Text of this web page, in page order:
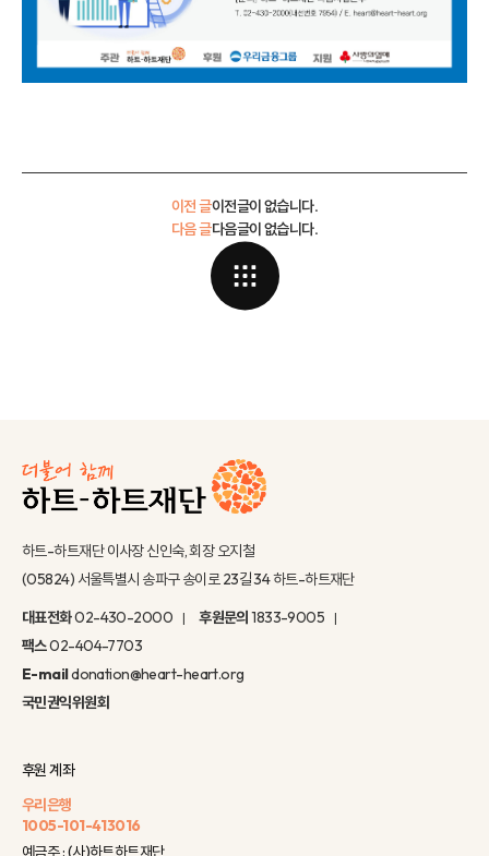
이전 글이전글이 없습니다.
다음글이 없습니다.
다음 글
하트-하트재단 이사장 신인숙, 회장 오지철
(05824) 서울특별시 송파구 송이로 23길 34 하트-하트재단
대표전화02-430-2000 후원문의 1833-9005
팩스02-404-7703
E-maildonation@heart-heart.org
국민권익위원회
후원 계좌
우리은행
1005-101-413016
예금주 : (사)하트하트재단